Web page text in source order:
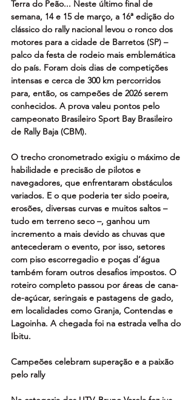
Terra do Peão... Neste último final de
semana, 14 e 15 de março, a 16ª edição do
clássico do rally nacional levou o ronco dos
motores para a cidade de Barretos (SP) –
palco da festa de rodeio mais emblemática
do país. Foram dois dias de competições
intensas e cerca de 300 km percorridos
para, então, os campeões de 2026 serem
conhecidos. A prova valeu pontos pelo
campeonato Brasileiro Sport Bay Brasileiro
de Rally Baja (CBM).
O trecho cronometrado exigiu o máximo de
habilidade e precisão de pilotos e
navegadores, que enfrentaram obstáculos
variados. E o que poderia ter sido poeira,
erosões, diversas curvas e muitos saltos –
tudo em terreno seco –, ganhou um
incremento a mais devido as chuvas que
antecederam o evento, por isso, setores
com piso escorregadio e poças d’água
também foram outros desafios impostos. O
roteiro completo passou por áreas de cana-
de-açúcar, seringais e pastagens de gado,
em localidades como Granja, Contendas e
Lagoinha. A chegada foi na estrada velha do
Ibitu.
Campeões celebram superação e a paixão
pelo rally